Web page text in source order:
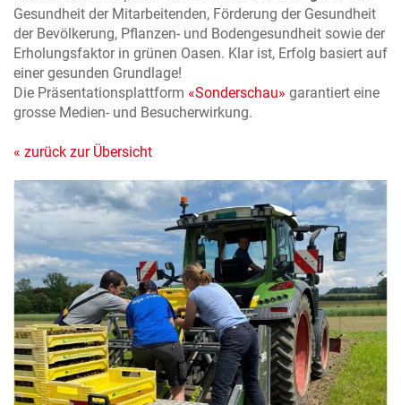
Gesundheit der Mitarbeitenden, Förderung der Gesundheit
der Bevölkerung, Pflanzen- und Bodengesundheit sowie der
Erholungsfaktor in grünen Oasen. Klar ist, Erfolg basiert auf
einer gesunden Grundlage!
Die Präsentationsplattform «Sonderschau» garantiert eine
grosse Medien- und Besucherwirkung.
« zurück zur Übersicht